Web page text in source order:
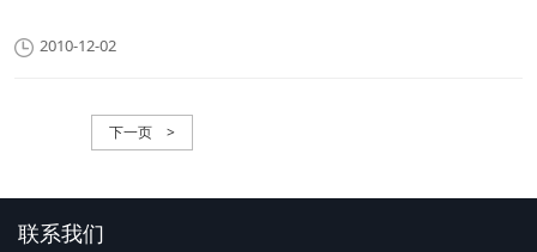
2010-12-02
下一页 >
联系我们